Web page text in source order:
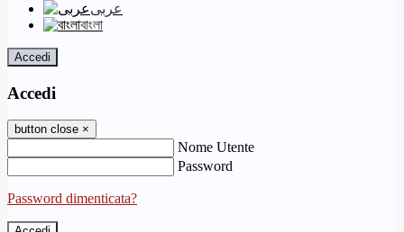
عربى
বাংলা
Accedi
Accedi
button close ×
Nome Utente
Password
Password dimenticata?